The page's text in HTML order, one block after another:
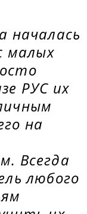
началась
малых
РУС их
на
Всегда
любого